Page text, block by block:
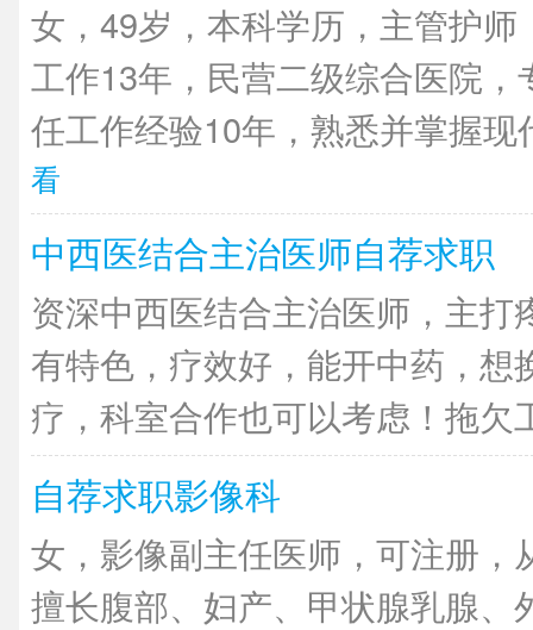
女，49岁，本科学历，主管护
工作13年，民营二级综合医院
任工作经验10年，熟悉并掌握
看
中西医结合主治医师自荐求职
资深中西医结合主治医师，主打
有特色，疗效好，能开中药，想
疗，科室合作也可以考虑！拖欠
自荐求职影像科
女，影像副主任医师，可注册，
擅长腹部、妇产、甲状腺乳腺、